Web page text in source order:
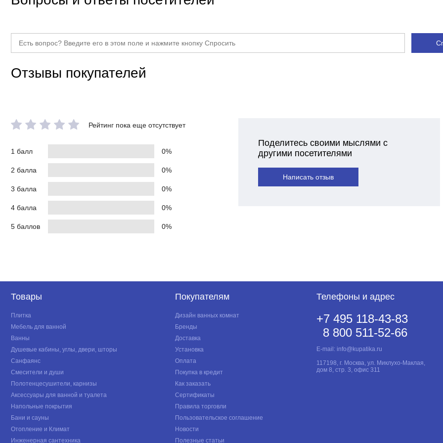
Отзывы покупателей
Рейтинг пока еще отсутствует
1 балл 0%
2 балла 0%
3 балла 0%
4 балла 0%
5 баллов 0%
Поделитесь своими мыслями с
другими посетителями
Написать отзыв
Товары
Плитка
Мебель для ванной
Ванны
Душевые кабины, углы, двери, шторы
Санфаянс
Смесители и души
Полотенцесушители, карнизы
Аксессуары для ванной и туалета
Напольные покрытия
Бани и сауны
Отопление и Климат
Инженерная сантехника
Покупателям
Дизайн ванных комнат
Бренды
Доставка
Установка
Оплата
Покупка в кредит
Как заказать
Сертификаты
Правила торговли
Пользовательское соглашение
Новости
Полезные статьи
Телефоны и адрес
+7 495 118-43-83
8 800 511-52-66
E-mail: info@kupatika.ru
117198, г. Москва, ул. Миклухо-Маклая,
дом 8, стр. 3, офис 311